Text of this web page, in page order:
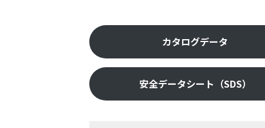
カタログデータ
安全データシート（SDS）